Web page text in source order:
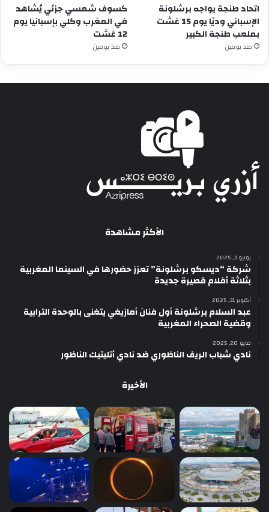
اتحاد طنجة يواجه برشلونة
الإسباني وديًا يوم 15 غشت
بملعب طنجة الكبير
منذ يومين
كسوف شمسي جزئي يُشاهد
في المغرب وكلي بإسبانيا يوم
12 غشت
منذ يومين
الأكثر مشاهدة
يوليو 3, 2025
شركة “ديسكو برشلونة” تعزز حضورها في السينما المغربية
بثلاثة أفلام قصيرة جديدة
أكتوبر 31, 2025
عبد السلام برشلونة أول فنان أمازيغي يتغنى بالوحدة الترابية
وقضية الصحراء المغربية
مايو 20, 2025
نادي شباب الريف الناظوري ضد نادي أتليتيك الناظور
الأخيرة